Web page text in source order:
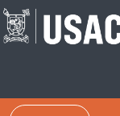
Passar para o